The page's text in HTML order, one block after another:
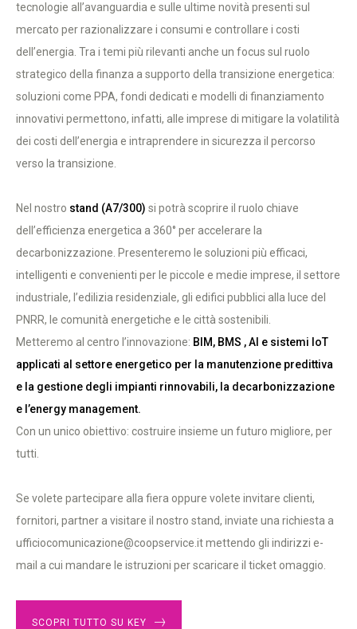
tecnologie all’avanguardia e sulle ultime novità presenti sul
mercato per razionalizzare i consumi e controllare i costi
dell’energia. Tra i temi più rilevanti anche un focus sul ruolo
strategico della finanza a supporto della transizione energetica:
soluzioni come PPA, fondi dedicati e modelli di finanziamento
innovativi permettono, infatti, alle imprese di mitigare la volatilità
dei costi dell’energia e intraprendere in sicurezza il percorso
verso la transizione.
Nel nostro stand (A7/300) si potrà scoprire il ruolo chiave
dell’efficienza energetica a 360° per accelerare la
decarbonizzazione. Presenteremo le soluzioni più efficaci,
intelligenti e convenienti per le piccole e medie imprese, il settore
industriale, l’edilizia residenziale, gli edifici pubblici alla luce del
PNRR, le comunità energetiche e le città sostenibili.
Metteremo al centro l’innovazione: BIM, BMS , AI e sistemi IoT
applicati al settore energetico per la manutenzione predittiva
e la gestione degli impianti rinnovabili, la decarbonizzazione
e l’energy management.
Con un unico obiettivo: costruire insieme un futuro migliore, per
tutti.
Se volete partecipare alla fiera oppure volete invitare clienti,
fornitori, partner a visitare il nostro stand, inviate una richiesta a
ufficiocomunicazione@coopservice.it mettendo gli indirizzi e-
mail a cui mandare le istruzioni per scaricare il ticket omaggio.
SCOPRI TUTTO SU KEY